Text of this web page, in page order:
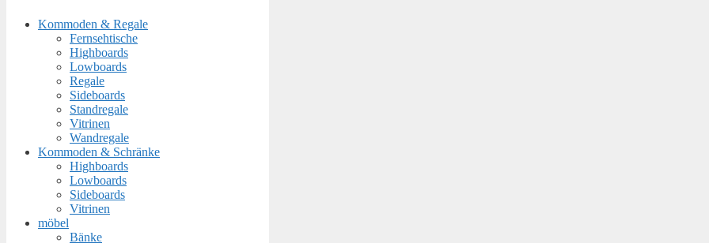
Kommoden & Regale
Fernsehtische
Highboards
Lowboards
Regale
Sideboards
Standregale
Vitrinen
Wandregale
Kommoden & Schränke
Highboards
Lowboards
Sideboards
Vitrinen
möbel
Bänke